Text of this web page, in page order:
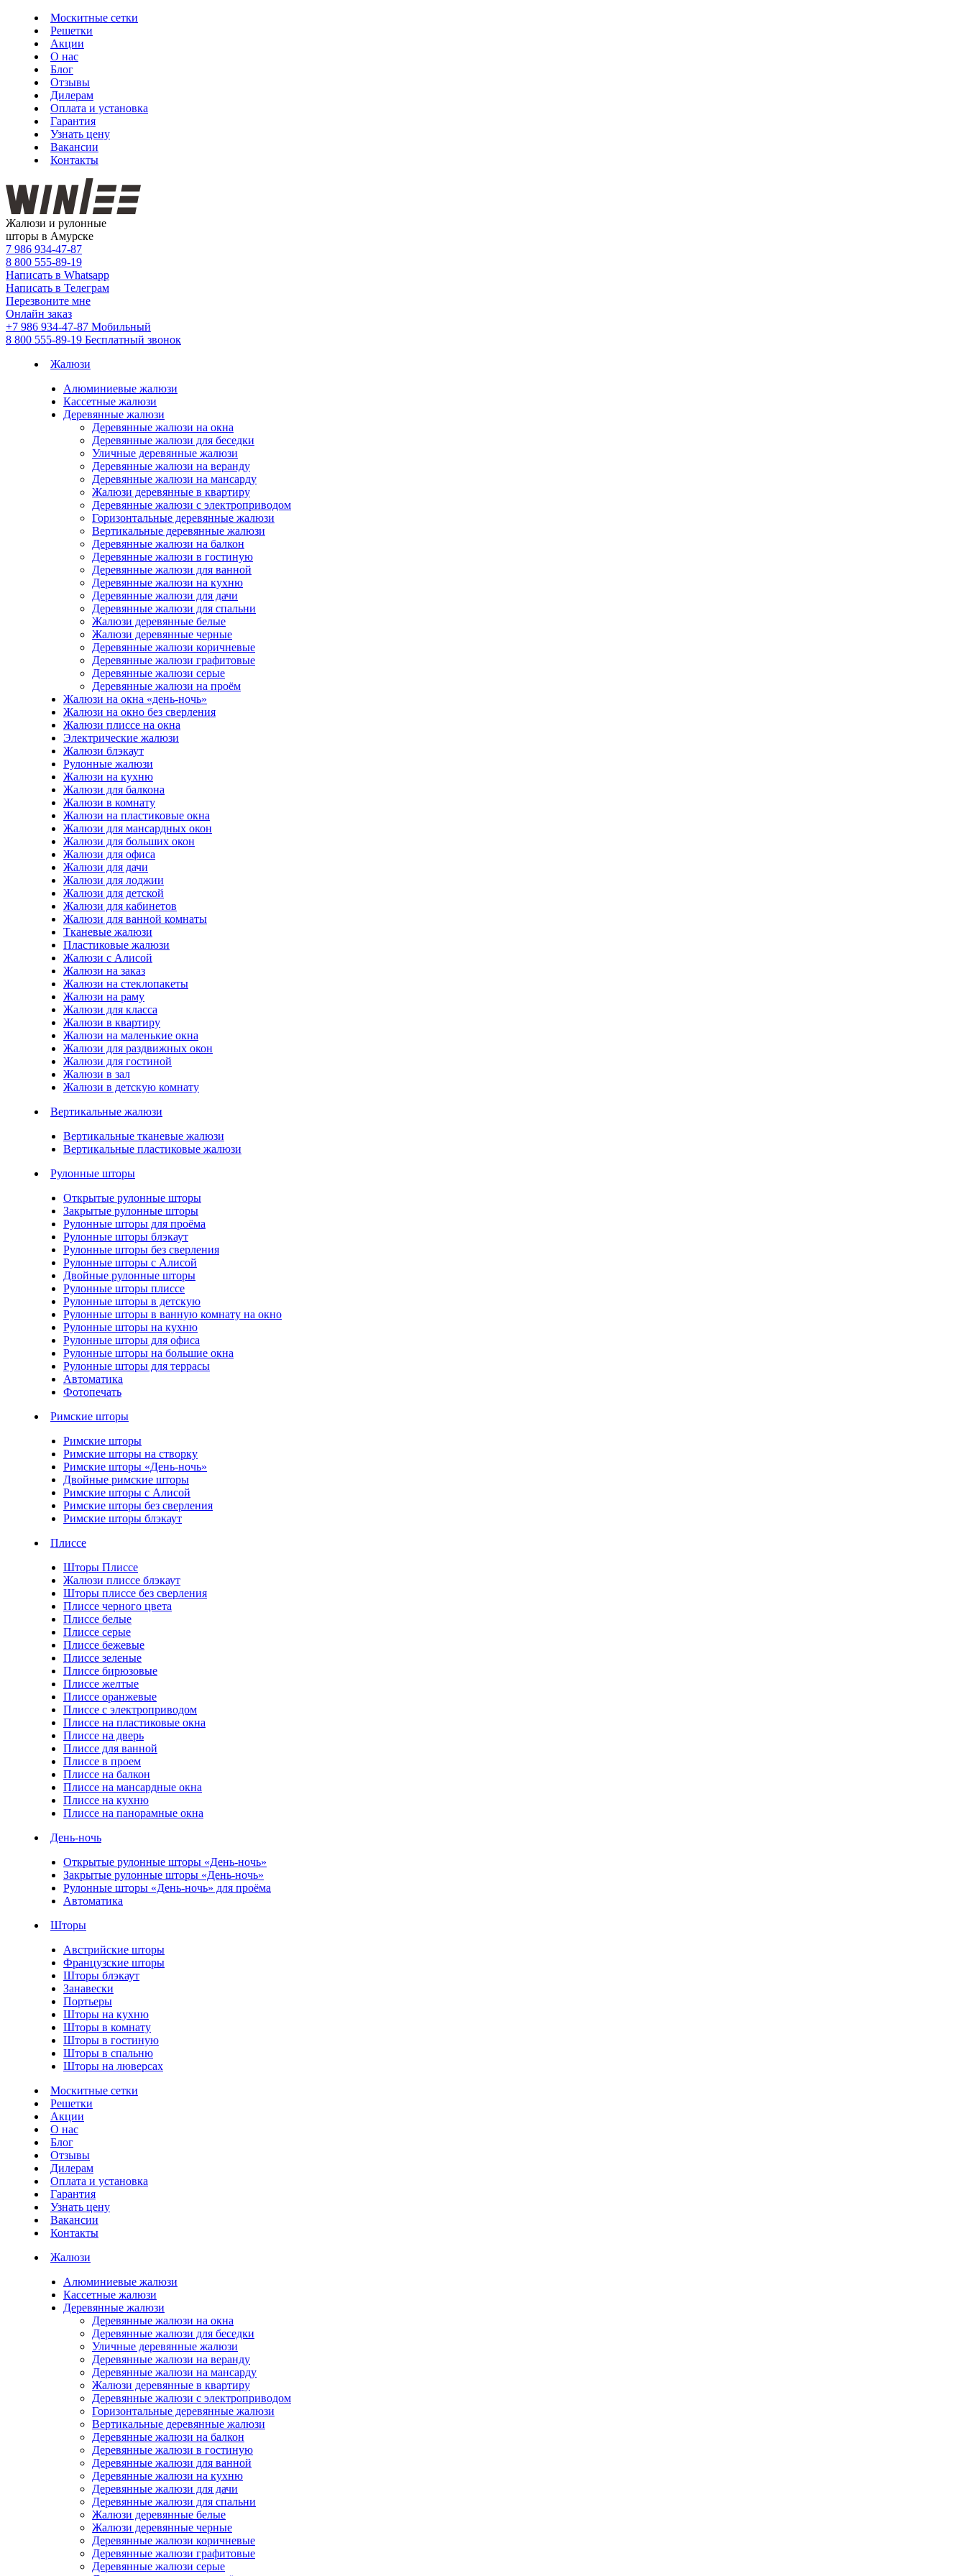
Москитные сетки
Решетки
Акции
О нас
Блог
Отзывы
Дилерам
Оплата и установка
Гарантия
Узнать цену
Вакансии
Контакты
Жалюзи и рулонные
шторы в Амурске
7 986 934-47-87
8 800 555-89-19
Написать в Whatsapp
Написать в Телеграм
Перезвоните мне
Онлайн заказ
+7 986 934-47-87 Мобильный
8 800 555-89-19 Бесплатный звонок
Жалюзи
Алюминиевые жалюзи
Кассетные жалюзи
Деревянные жалюзи
Деревянные жалюзи на окна
Деревянные жалюзи для беседки
Уличные деревянные жалюзи
Деревянные жалюзи на веранду
Деревянные жалюзи на мансарду
Жалюзи деревянные в квартиру
Деревянные жалюзи с электроприводом
Горизонтальные деревянные жалюзи
Вертикальные деревянные жалюзи
Деревянные жалюзи на балкон
Деревянные жалюзи в гостиную
Деревянные жалюзи для ванной
Деревянные жалюзи на кухню
Деревянные жалюзи для дачи
Деревянные жалюзи для спальни
Жалюзи деревянные белые
Жалюзи деревянные черные
Деревянные жалюзи коричневые
Деревянные жалюзи графитовые
Деревянные жалюзи серые
Деревянные жалюзи на проём
Жалюзи на окна «день-ночь»
Жалюзи на окно без сверления
Жалюзи плиссе на окна
Электрические жалюзи
Жалюзи блэкаут
Рулонные жалюзи
Жалюзи на кухню
Жалюзи для балкона
Жалюзи в комнату
Жалюзи на пластиковые окна
Жалюзи для мансардных окон
Жалюзи для больших окон
Жалюзи для офиса
Жалюзи для дачи
Жалюзи для лоджии
Жалюзи для детской
Жалюзи для кабинетов
Жалюзи для ванной комнаты
Тканевые жалюзи
Пластиковые жалюзи
Жалюзи с Алисой
Жалюзи на заказ
Жалюзи на стеклопакеты
Жалюзи на раму
Жалюзи для класса
Жалюзи в квартиру
Жалюзи на маленькие окна
Жалюзи для раздвижных окон
Жалюзи для гостиной
Жалюзи в зал
Жалюзи в детскую комнату
Вертикальные жалюзи
Вертикальные тканевые жалюзи
Вертикальные пластиковые жалюзи
Рулонные шторы
Открытые рулонные шторы
Закрытые рулонные шторы
Рулонные шторы для проёма
Рулонные шторы блэкаут
Рулонные шторы без сверления
Рулонные шторы с Алисой
Двойные рулонные шторы
Рулонные шторы плиссе
Рулонные шторы в детскую
Рулонные шторы в ванную комнату на окно
Рулонные шторы на кухню
Рулонные шторы для офиса
Рулонные шторы на большие окна
Рулонные шторы для террасы
Автоматика
Фотопечать
Римские шторы
Римские шторы
Римские шторы на створку
Римские шторы «День-ночь»
Двойные римские шторы
Римские шторы с Алисой
Римские шторы без сверления
Римские шторы блэкаут
Плиссе
Шторы Плиссе
Жалюзи плиссе блэкаут
Шторы плиссе без сверления
Плиссе черного цвета
Плиссе белые
Плиссе серые
Плиссе бежевые
Плиссе зеленые
Плиссе бирюзовые
Плиссе желтые
Плиссе оранжевые
Плиссе с электроприводом
Плиссе на пластиковые окна
Плиссе на дверь
Плиссе для ванной
Плиссе в проем
Плиссе на балкон
Плиссе на мансардные окна
Плиссе на кухню
Плиссе на панорамные окна
День-ночь
Открытые рулонные шторы «День-ночь»
Закрытые рулонные шторы «День-ночь»
Рулонные шторы «День-ночь» для проёма
Автоматика
Шторы
Австрийские шторы
Французские шторы
Шторы блэкаут
Занавески
Портьеры
Шторы на кухню
Шторы в комнату
Шторы в гостиную
Шторы в спальню
Шторы на люверсах
Москитные сетки
Решетки
Акции
О нас
Блог
Отзывы
Дилерам
Оплата и установка
Гарантия
Узнать цену
Вакансии
Контакты
Жалюзи
Алюминиевые жалюзи
Кассетные жалюзи
Деревянные жалюзи
Деревянные жалюзи на окна
Деревянные жалюзи для беседки
Уличные деревянные жалюзи
Деревянные жалюзи на веранду
Деревянные жалюзи на мансарду
Жалюзи деревянные в квартиру
Деревянные жалюзи с электроприводом
Горизонтальные деревянные жалюзи
Вертикальные деревянные жалюзи
Деревянные жалюзи на балкон
Деревянные жалюзи в гостиную
Деревянные жалюзи для ванной
Деревянные жалюзи на кухню
Деревянные жалюзи для дачи
Деревянные жалюзи для спальни
Жалюзи деревянные белые
Жалюзи деревянные черные
Деревянные жалюзи коричневые
Деревянные жалюзи графитовые
Деревянные жалюзи серые